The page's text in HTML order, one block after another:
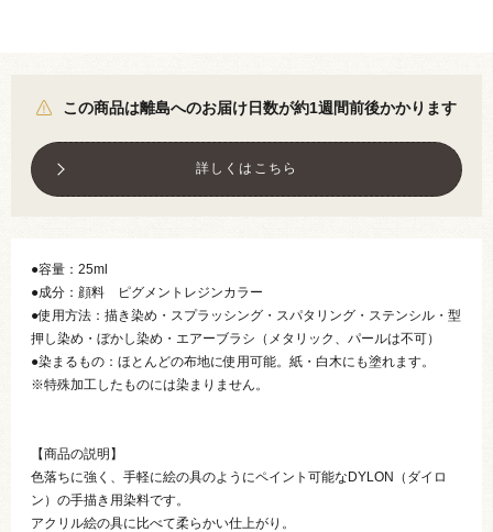
この商品は離島へのお届け日数が約1週間前後かかります
詳しくはこちら
●容量：25ml
●成分：顔料 ピグメントレジンカラー
●使用方法：描き染め・スプラッシング・スパタリング・ステンシル・型
押し染め・ぼかし染め・エアーブラシ（メタリック、パールは不可）
●染まるもの：ほとんどの布地に使用可能。紙・白木にも塗れます。
※特殊加工したものには染まりません。
【商品の説明】
色落ちに強く、手軽に絵の具のようにペイント可能なDYLON（ダイロ
ン）の手描き用染料です。
アクリル絵の具に比べて柔らかい仕上がり。